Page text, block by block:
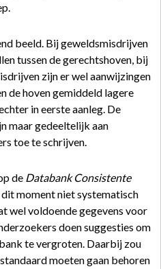
beeld. Bij geweldsmisdrijven
tussen de gerechtshoven, bij
zijn er wel aanwijzingen
de hoven gemiddeld lagere
in eerste aanleg. De
maar gedeeltelijk aan
toe te schrijven.
de Databank Consistente
moment niet systematisch
wel voldoende gegevens voor
doen suggesties om
te vergroten. Daarbij zou
moeten gaan behoren